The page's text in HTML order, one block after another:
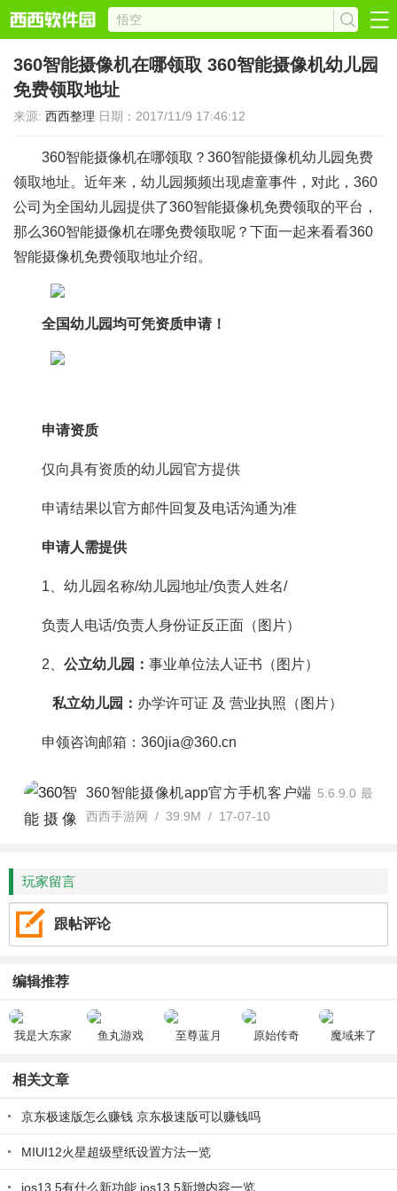
360智能摄像机在哪领取 360智能摄像机幼儿园
免费领取地址
来源: 西西整理 日期：2017/11/9 17:46:12
360智能摄像机在哪领取？360智能摄像机幼儿园免费
领取地址。近年来，幼儿园频频出现虐童事件，对此，360
公司为全国幼儿园提供了360智能摄像机免费领取的平台，
那么360智能摄像机在哪免费领取呢？下面一起来看看360
智能摄像机免费领取地址介绍。
全国幼儿园均可凭资质申请！
申请资质
仅向具有资质的幼儿园官方提供
申请结果以官方邮件回复及电话沟通为准
申请人需提供
1、幼儿园名称/幼儿园地址/负责人姓名/
负责人电话/负责人身份证反正面（图片）
2、 公立幼儿园： 事业单位法人证书（图片）
私立幼儿园： 办学许可证 及 营业执照（图片）
申领咨询邮箱：360jia@360.cn
360智能摄像机app官方手机客户端 5.6.9.0 最
新版
西西手游网 / 39.9M / 17-07-10
玩家留言
跟帖评论
编辑推荐
我是大东家 鱼丸游戏 至尊蓝月 原始传奇 魔域来了
相关文章
京东极速版怎么赚钱 京东极速版可以赚钱吗
MIUI12火星超级壁纸设置方法一览
ios13.5有什么新功能 ios13.5新增内容一览